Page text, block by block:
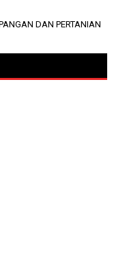
DAN PERTANIAN